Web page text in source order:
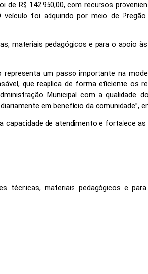
R$ 142.950,00, com recursos
foi adquirido por meio de
materiais pedagógicos e para o apoio
um passo importante na
que reaplica de forma eficiente os
Municipal com a qualidade
em benefício da comunidade”,
capacidade de atendimento e fortalece
técnicas, materiais pedagógicos e